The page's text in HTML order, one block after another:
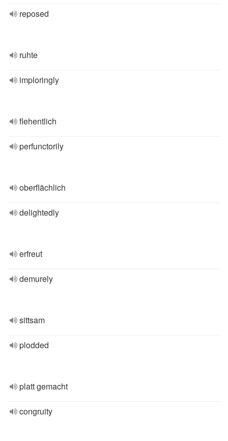
reposed
ruhte
imploringly
flehentlich
perfunctorily
oberflächlich
delightedly
erfreut
demurely
sittsam
plodded
platt gemacht
congruity